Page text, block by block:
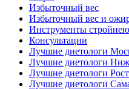
Избыточный вес
Избыточный вес и
Инструменты
Консультации
Лучшие диетологи
Лучшие диетологи
Лучшие диетологи
Лучшие диетологи